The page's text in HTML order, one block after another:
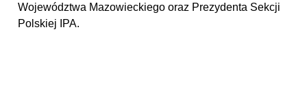
Województwa Mazowieckiego oraz Prezydenta Sekcji
Polskiej IPA.